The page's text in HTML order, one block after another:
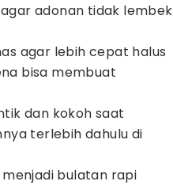
adonan tidak lembek
agar lebih cepat halus
bisa membuat
dan kokoh saat
terlebih dahulu di
bulatan rapi